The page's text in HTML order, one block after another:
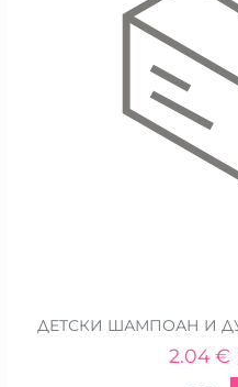
ДЕТСКИ ШАМПОАН И
2.04€